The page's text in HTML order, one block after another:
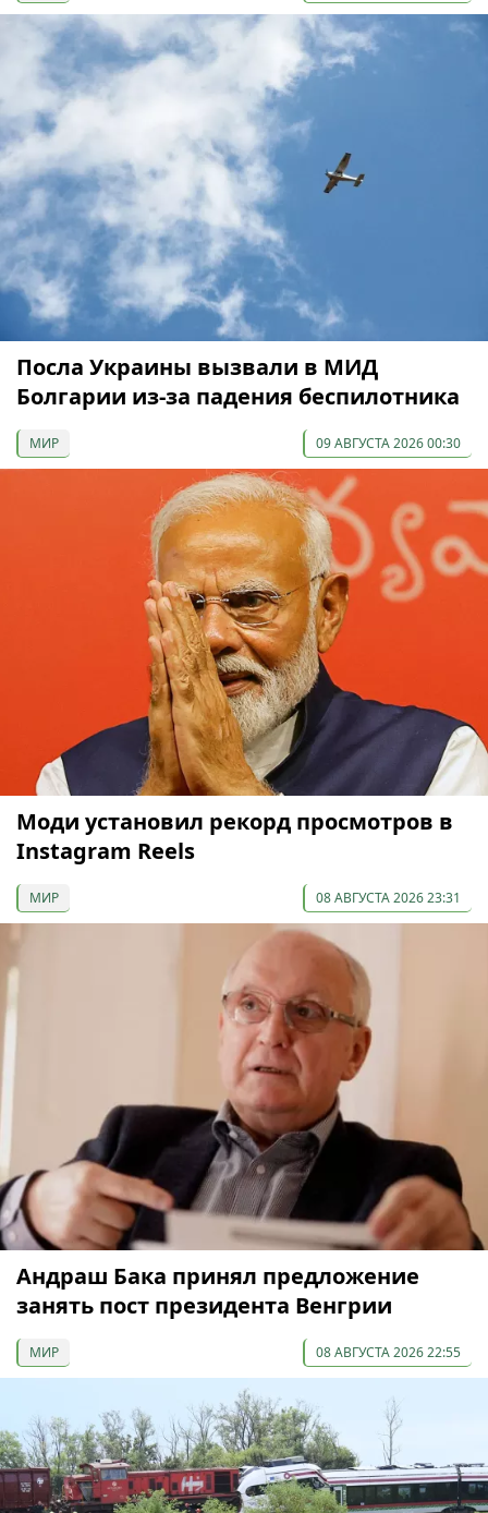
Посла Украины вызвали в МИД
Болгарии из-за падения беспилотника
МИР 09 АВГУСТА 2026 00:30
Моди установил рекорд просмотров в
Instagram Reels
МИР 08 АВГУСТА 2026 23:31
Андраш Бака принял предложение
занять пост президента Венгрии
МИР 08 АВГУСТА 2026 22:55